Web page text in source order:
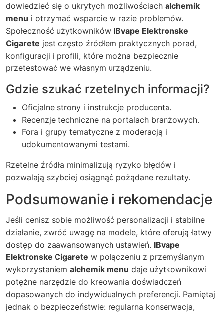
dowiedzieć się o ukrytych możliwościach alchemik
menu i otrzymać wsparcie w razie problemów.
Społeczność użytkowników IBvape Elektronske
Cigarete jest często źródłem praktycznych porad,
konfiguracji i profili, które można bezpiecznie
przetestować we własnym urządzeniu.
Gdzie szukać rzetelnych informacji?
Oficjalne strony i instrukcje producenta.
Recenzje techniczne na portalach branżowych.
Fora i grupy tematyczne z moderacją i
udokumentowanymi testami.
Rzetelne źródła minimalizują ryzyko błędów i
pozwalają szybciej osiągnąć pożądane rezultaty.
Podsumowanie i rekomendacje
Jeśli cenisz sobie możliwość personalizacji i stabilne
działanie, zwróć uwagę na modele, które oferują łatwy
dostęp do zaawansowanych ustawień. IBvape
Elektronske Cigarete w połączeniu z przemyślanym
wykorzystaniem alchemik menu daje użytkownikowi
potężne narzędzie do kreowania doświadczeń
dopasowanych do indywidualnych preferencji. Pamiętaj
jednak o bezpieczeństwie: regularna konserwacja,